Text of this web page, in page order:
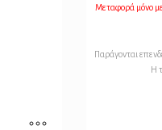
Μεταφορά μόνο
Παράγονται
Η